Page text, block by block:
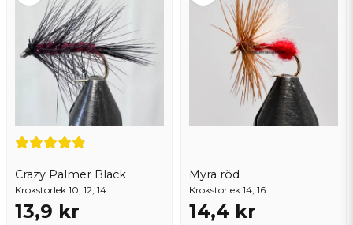
Crazy Palmer Black
Krokstorlek 10, 12, 14
13,9 kr
Myra röd
Krokstorlek 14, 16
14,4 kr